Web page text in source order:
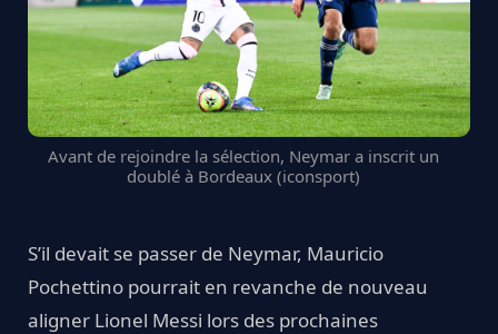
Avant de rejoindre la sélection, Neymar a inscrit un
doublé à Bordeaux (iconsport)
S’il devait se passer de Neymar, Mauricio
Pochettino pourrait en revanche de nouveau
aligner Lionel Messi lors des prochaines